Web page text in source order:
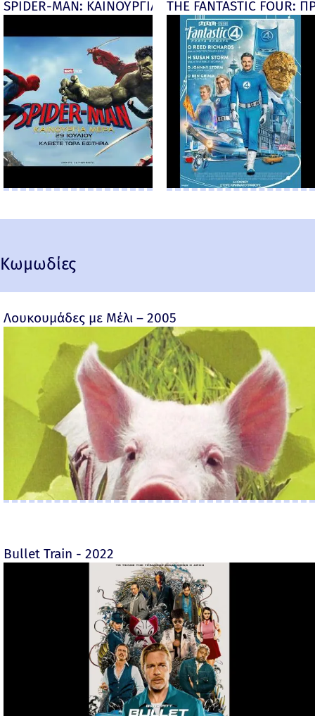
SPIDER-MAN: ΚΑΙΝΟΥΡΓΙΑ ΜΕΡΑ (Spider-Man:
THE FANTASTIC
Κωμωδίες
Λουκουμάδες με Μέλι – 2005
Bullet Train - 2022